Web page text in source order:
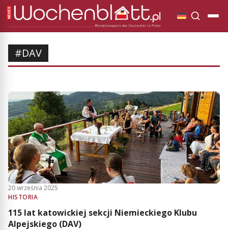
#DAV
20 września 2025
HISTORIA
115 lat katowickiej sekcji Niemieckiego Klubu
Alpejskiego (DAV)